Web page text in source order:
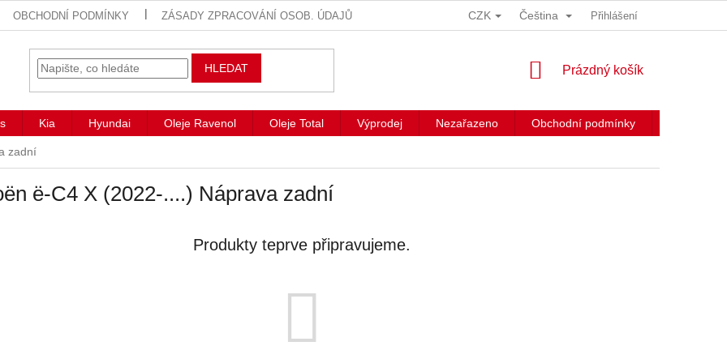
OBCHODNÍ PODMÍNKY ZÁSADY ZPRACOVÁNÍ OSOB. ÚDAJŮ CZK Čeština Přihlášení
HLEDAT
NÁKUPNÍ
Prázdný košík
Kia Hyundai Oleje Ravenol Oleje Total Výprodej Nezařazeno Obchodní podmínky
zadní
ë-C4 X (2022-....) Náprava zadní
Produkty teprve připravujeme.